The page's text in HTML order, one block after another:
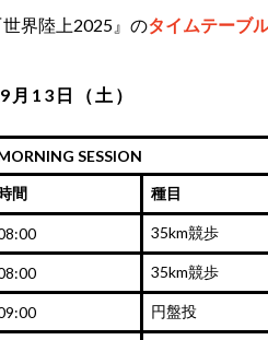
世界陸上2025』のタイムテーブ
9月13日（土）
SESSION
間
種目
35km競歩
35km競歩
円盤投